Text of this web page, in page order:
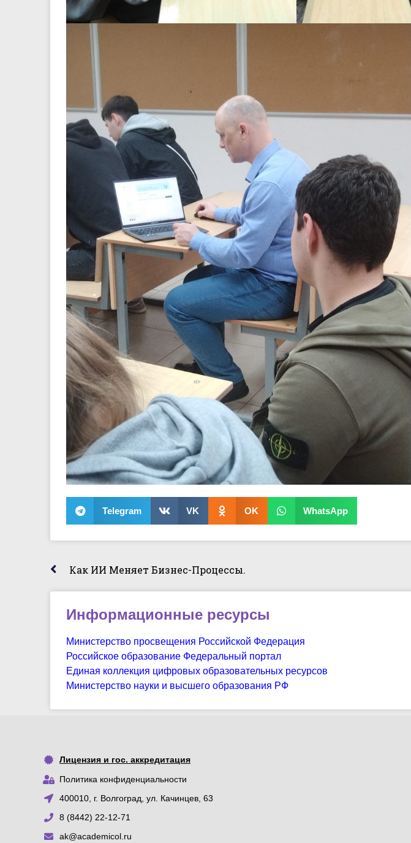
Telegram VK OK WhatsApp
Как ИИ Меняет Бизнес-Процессы.
Информационные ресурсы
Министерство просвещения Российской Федерация
Российское образование Федеральный портал
Единая коллекция цифровых образовательных ресурсов
Министерство науки и высшего образования РФ
Лицензия и гос. аккредитация
Политика конфиденциальности
400010, г. Волгоград, ул. Качинцев, 63
8 (8442) 22-12-71
ak@academicol.ru